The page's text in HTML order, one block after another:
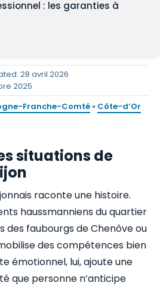
: les garanties à
28 avril 2026
2025
Franche-Comté » Côte-d’Or
situations de
raconte une histoire.
haussmanniens du quartier
des faubourgs de Chenôve ou
des compétences bien
émotionnel, lui, ajoute une
que personne n’anticipe